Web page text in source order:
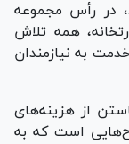
در رأس مجموعه
همه تلاش
به نیازمندان
از هزینه‌های
است که به